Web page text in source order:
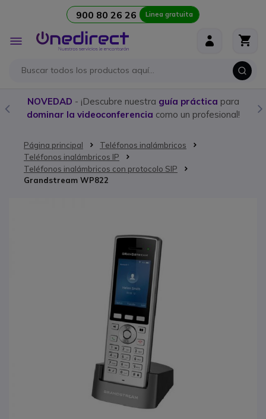
900 80 26 26 Linea gratuita
Toggle
Nav
NOVEDAD - ¡Descubre nuestra guía práctica para
dominar la videoconferencia como un profesional!
Página principal
Teléfonos inalámbricos
Teléfonos inalámbricos IP
Teléfonos inalámbricos con protocolo SIP
Grandstream WP822